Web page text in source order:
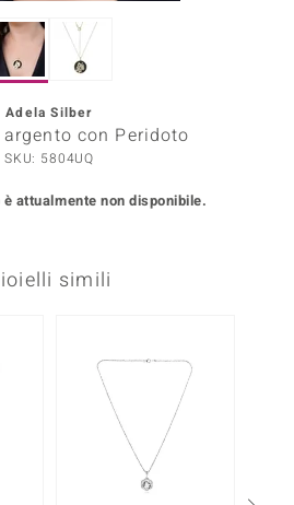
Adela Silber
con Peridoto
SKU: 5804UQ
attualmente non disponibile.
simili